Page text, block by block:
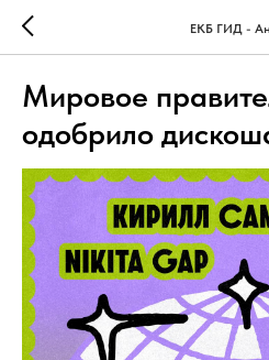
ЕКБ ГИД -
Мировое
одобрило